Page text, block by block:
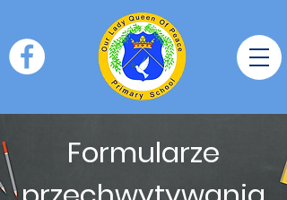
Formularze